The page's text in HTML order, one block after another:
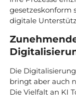
gesetzeskonform
digitale
Die
bringt aber auch
Die Vielfalt an KI